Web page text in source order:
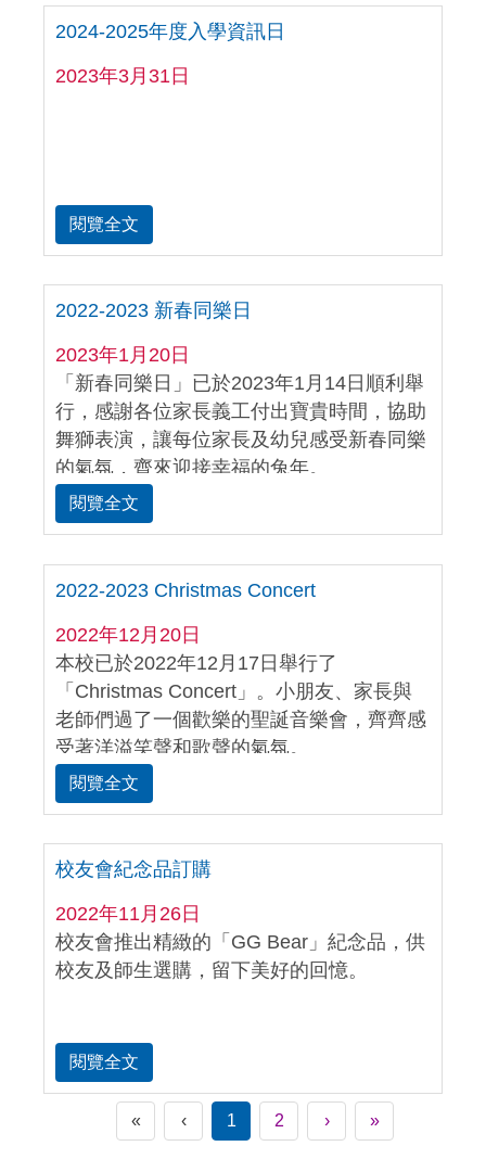
2024-2025年度入學資訊日
2023年3月31日
閱覽全文
2022-2023 新春同樂日
2023年1月20日
「新春同樂日」已於2023年1月14日順利舉
行，感謝各位家長義工付出寶貴時間，協助
舞獅表演，讓每位家長及幼兒感受新春同樂
的氣氛，齊來迎接幸福的兔年。
閱覽全文
2022-2023 Christmas Concert
2022年12月20日
本校已於2022年12月17日舉行了
「Christmas Concert」。小朋友、家長與
老師們過了一個歡樂的聖誕音樂會，齊齊感
受著洋溢笑聲和歌聲的氣氛。
閱覽全文
校友會紀念品訂購
2022年11月26日
校友會推出精緻的「GG Bear」紀念品，供
校友及師生選購，留下美好的回憶。
閱覽全文
« ‹ 1 2 › »